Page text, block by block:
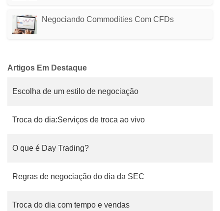
Negociando Commodities Com CFDs
Artigos Em Destaque
Escolha de um estilo de negociação
Troca do dia:Serviços de troca ao vivo
O que é Day Trading?
Regras de negociação do dia da SEC
Troca do dia com tempo e vendas